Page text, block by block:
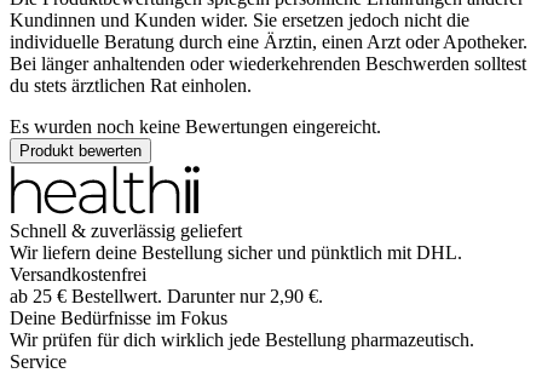
Kundinnen und Kunden wider. Sie ersetzen jedoch nicht die
individuelle Beratung durch eine Ärztin, einen Arzt oder Apotheker.
Bei länger anhaltenden oder wiederkehrenden Beschwerden solltest
du stets ärztlichen Rat einholen.
Es wurden noch keine Bewertungen eingereicht.
Produkt bewerten
Schnell & zuverlässig geliefert
Wir liefern deine Bestellung sicher und pünktlich mit DHL.
Versandkostenfrei
ab 25 € Bestellwert. Darunter nur 2,90 €.
Deine Bedürfnisse im Fokus
Wir prüfen für dich wirklich jede Bestellung pharmazeutisch.
Service